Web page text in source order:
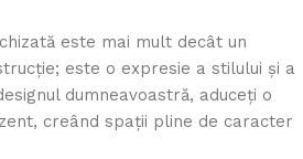
este mai mult decât un
este o expresie a stilului și a
dumneavoastră, aduceți o
creând spații pline de caracter